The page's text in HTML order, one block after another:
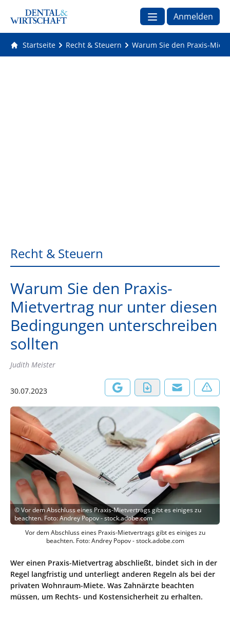
Anmelden
Startseite Recht & Steuern Warum Sie den Praxis-
Recht & Steuern
Warum Sie den Praxis-
Mietvertrag nur unter diesen
Bedingungen unterschreiben
sollten
Judith Meister
30.07.2023
©Vor dem Abschluss eines Praxis-Mietvertrags gibt es einiges zu
beachten. Foto: Andrey Popov - stock.adobe.com
Vor dem Abschluss eines Praxis-Mietvertrags gibt es einiges zu
beachten. Foto: Andrey Popov - stock.adobe.com
Wer einen Praxis-Mietvertrag abschließt, bindet sich in der
Regel langfristig und unterliegt anderen Regeln als bei der
privaten Wohnraum-Miete. Was Zahnärzte beachten
müssen, um Rechts- und Kostensicherheit zu erhalten.